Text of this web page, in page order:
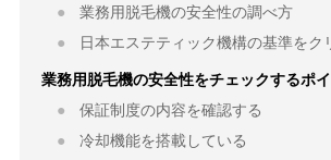
業務用脱毛機の安全性の調べ方
日本エステティック機構の基準をク
業務用脱毛機の安全性をチェックするポ
保証制度の内容を確認する
冷却機能を搭載している